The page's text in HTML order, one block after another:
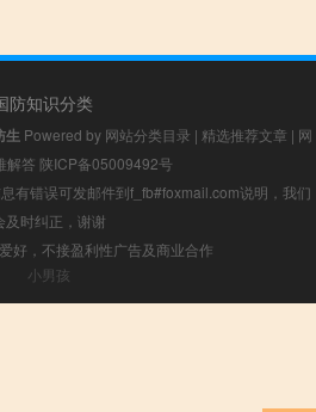
防知识分类
生 Powered by 网站分类目录 | 精选推荐文章 | 网
解答 陕ICP备05009492号
有错误可发邮件到f_fb#foxmail.com说明，我们
及时纠正，谢谢
好，不接盈利性广告及商业合作
小男孩